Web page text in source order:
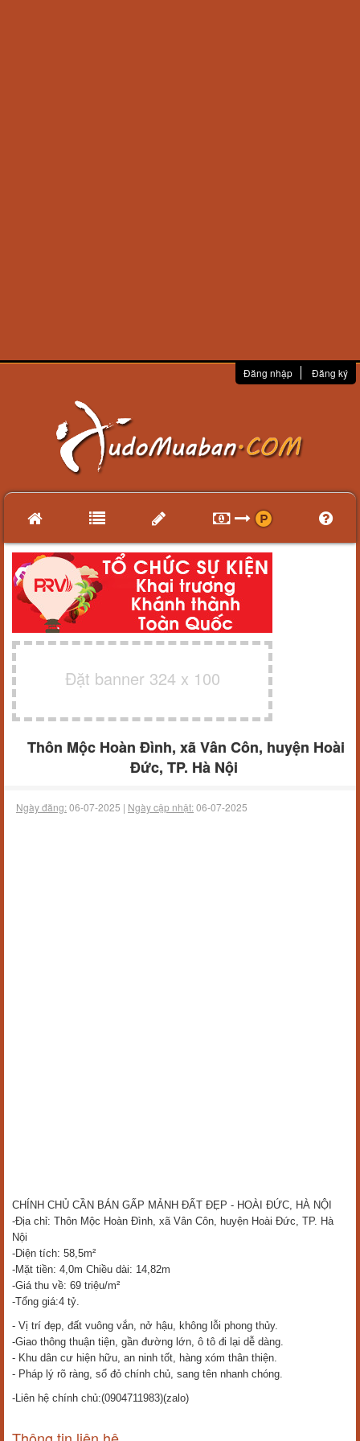
Đăng nhập Đăng ký
Đặt banner 324 x 100
Thôn Mộc Hoàn Đình, xã Vân Côn, huyện Hoài
Đức, TP. Hà Nội
Ngày đăng:06-07-2025 | Ngày cập nhật:06-07-2025
CHÍNH CHỦ CẦN BÁN GẤP MẢNH ĐẤT ĐẸP - HOÀI ĐỨC, HÀ NỘI
-Địa chỉ: Thôn Mộc Hoàn Đình, xã Vân Côn, huyện Hoài Đức, TP. Hà
Nội
-Diện tích: 58,5m²
-Mặt tiền: 4,0m Chiều dài: 14,82m
-Giá thu về: 69 triệu/m²
-Tổng giá:4 tỷ.
- Vị trí đẹp, đất vuông vắn, nở hậu, không lỗi phong thủy.
-Giao thông thuận tiện, gần đường lớn, ô tô đi lại dễ dàng.
- Khu dân cư hiện hữu, an ninh tốt, hàng xóm thân thiện.
- Pháp lý rõ ràng, sổ đỏ chính chủ, sang tên nhanh chóng.
-Liên hệ chính chủ:(0904711983)(zalo)